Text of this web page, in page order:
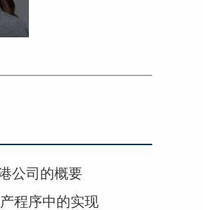
公司的概要
程序中的实现